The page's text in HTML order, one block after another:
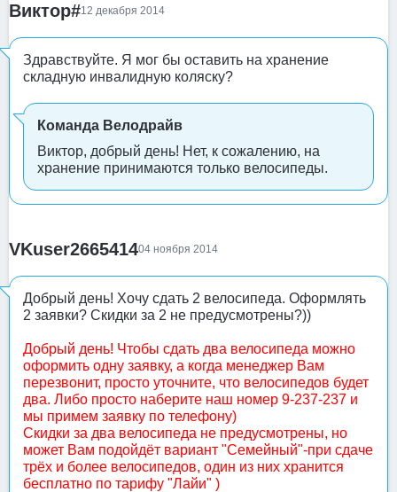
Виктор#12 декабря 2014
Здравствуйте. Я мог бы оставить на хранение
складную инвалидную коляску?
Команда Велодрайв
Виктор, добрый день! Нет, к сожалению, на
хранение принимаются только велосипеды.
VKuser266541404 ноября 2014
Добрый день! Хочу сдать 2 велосипеда. Оформлять
2 заявки? Скидки за 2 не предусмотрены?))
Добрый день! Чтобы сдать два велосипеда можно
оформить одну заявку, а когда менеджер Вам
перезвонит, просто уточните, что велосипедов будет
два. Либо просто наберите наш номер 9-237-237 и
мы примем заявку по телефону)
Скидки за два велосипеда не предусмотрены, но
может Вам подойдёт вариант "Семейный"-при сдаче
трёх и более велосипедов, один из них хранится
бесплатно по тарифу "Лайи" )